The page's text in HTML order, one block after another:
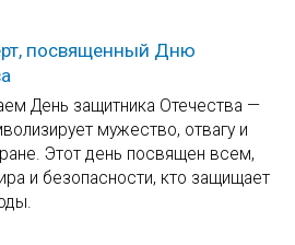
посвященный Дню
День защитника Отечества —
мужество, отвагу и
Этот день посвящен всем,
и безопасности, кто защищает